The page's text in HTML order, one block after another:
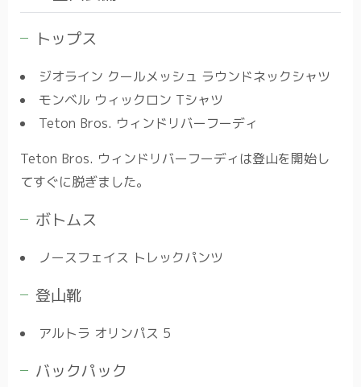
トップス
ジオライン クールメッシュ ラウンドネックシャツ
モンベル ウィックロン Tシャツ
Teton Bros. ウィンドリバーフーディ
Teton Bros. ウィンドリバーフーディは登山を開始し
てすぐに脱ぎました。
ボトムス
ノースフェイス トレックパンツ
登山靴
アルトラ オリンパス 5
バックパック